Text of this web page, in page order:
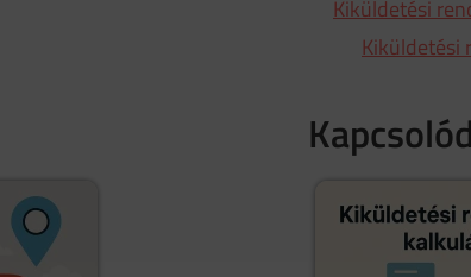
Kiküldetési
Kiküldetési